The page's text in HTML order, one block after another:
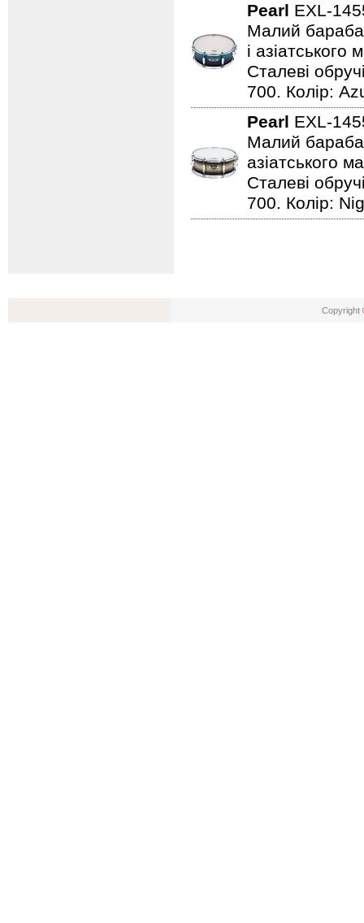
Pearl EXL-
Малий
і
Сталеві
700. Колір:
Pearl EXL-
Малий
азіатського
Сталеві
700. Колір:
Copyright